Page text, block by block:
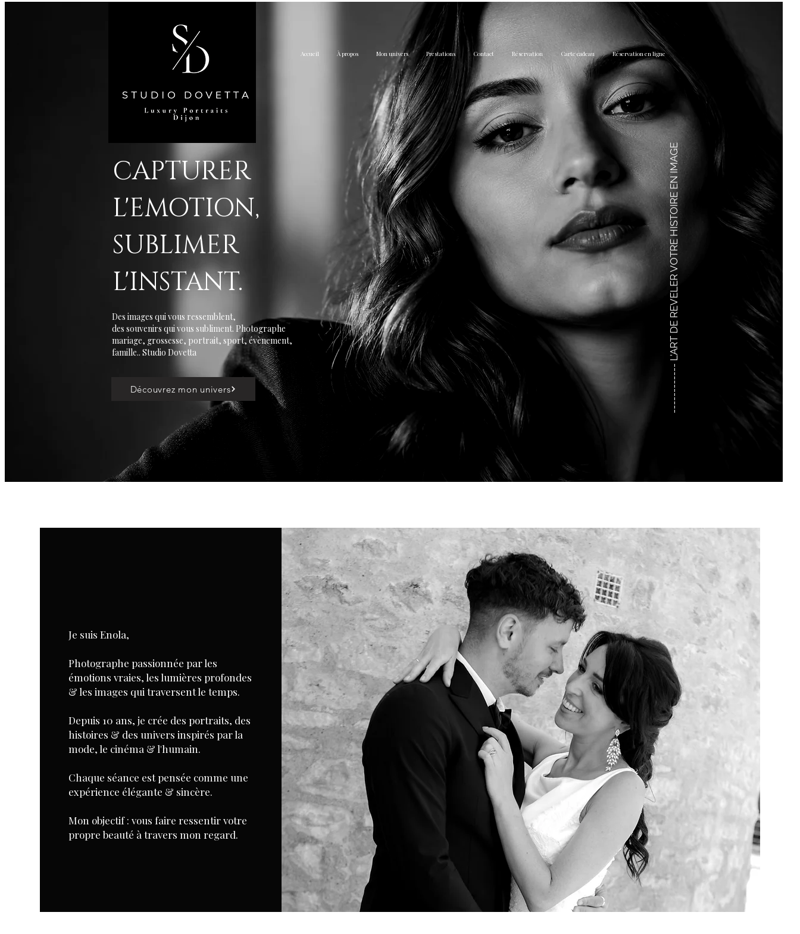
Accueil À propos Mon univers Prestations Contact Réservation Carte cadeau Réservation en ligne
CAPTURER
L'EMOTION,
SUBLIMER
L'INSTANT.
Des images qui vous ressemblent,
des souvenirs qui vous subliment. Photographe
mariage, grossesse, portrait, sport, évènement,
famille.. Studio Dovetta
Découvrez mon univers ------------ L'ART DE REVELER VOTRE HISTOIRE EN IMAGE
Je suis Enola,
Photographe passionnée par les
émotions vraies, les lumières profondes
& lesimages qui traversent le temps.
Depuis 10 ans, je crée des portraits, des
histoires & des univers inspirés par la
mode, le cinéma & l'humain.
Chaque séance est pensée comme une
expérience élégante & sincère.
Mon objectif : vous faire ressentirvotre
propre beauté à travers mon regard.